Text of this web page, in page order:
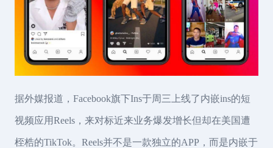
据外媒报道，Facebook旗下Ins于周三上线了内嵌ins的短
视频应用Reels，来对标近来业务爆发增长但却在美国遭
桎梏的TikTok。Reels并不是一款独立的APP，而是内嵌于